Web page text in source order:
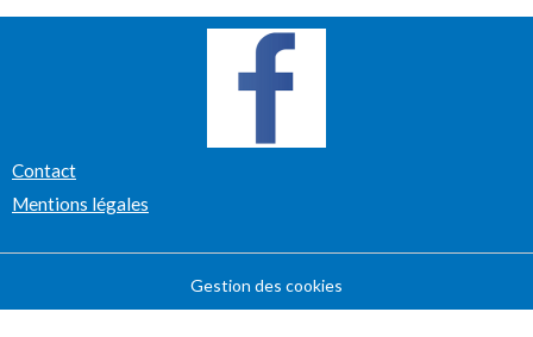
Contact
Mentions légales
Gestion des cookies